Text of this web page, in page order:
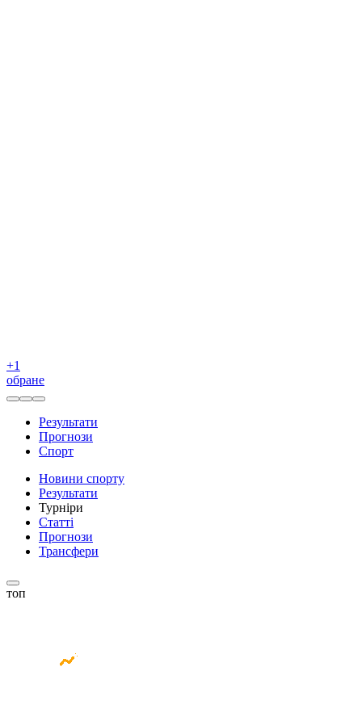
+1
обране
Результати
Прогнози
Спорт
Новини спорту
Результати
Турніри
Статті
Прогнози
Трансфери
топ